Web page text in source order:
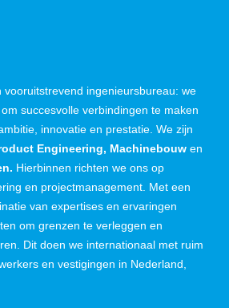
vooruitstrevend ingenieursbureau: we
succesvolle verbindingen te maken
innovatie en prestatie. We zijn
Engineering, Machinebouw en
Hierbinnen richten we ons op
en projectmanagement. Met een
van expertises en ervaringen
om grenzen te verleggen en
Dit doen we internationaal met ruim
en vestigingen in Nederland,